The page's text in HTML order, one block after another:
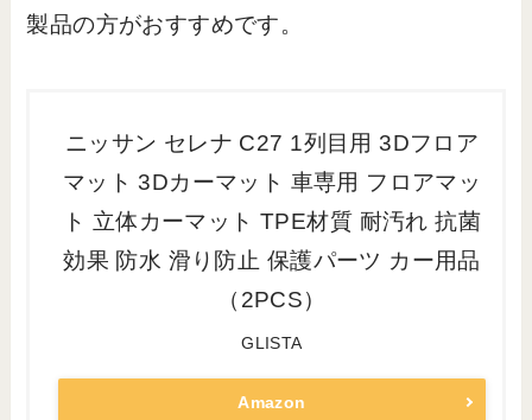
製品の方がおすすめです。
ニッサン セレナ C27 1列目用 3Dフロア
マット 3Dカーマット 車専用 フロアマッ
ト 立体カーマット TPE材質 耐汚れ 抗菌
効果 防水 滑り防止 保護パーツ カー用品
（2PCS）
GLISTA
Amazon